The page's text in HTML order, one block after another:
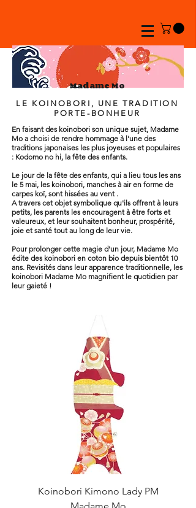
Madame Mo
LE KOINOBORI, UNE TRADITION
PORTE-BONHEUR
En faisant des koinobori son unique sujet, Madame
Mo a choisi de rendre hommage à l'une des
traditions japonaises les plus joyeuses et populaires
: Kodomo no hi, la fête des enfants.
Le jour de la fête des enfants, qui a lieu tous les ans
le 5 mai, les koinobori, manches à air en forme de
carpes koï, sont hissées au vent .
A travers cet objet symbolique qu'ils offrent à leurs
petits, les parents les encouragent à être forts et
valeureux, et leur souhaitent bonheur, prospérité,
joie et santé tout au long de leur vie.
Pour prolonger cette magie d'un jour, Madame Mo
édite des koinobori en coton bio depuis bientôt 10
ans. Revisités dans leur apparence traditionnelle, les
koinobori Madame Mo magnifient le quotidien par
leur gaieté !
Koinobori Kimono Lady PM